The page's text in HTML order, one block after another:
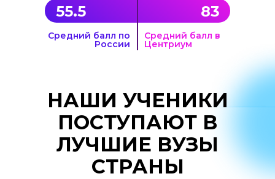
55.5 83
Средний балл по
России
Средний балл в
Центриум
НАШИ УЧЕНИКИ
ПОСТУПАЮТ В
ЛУЧШИЕ ВУЗЫ
СТРАНЫ